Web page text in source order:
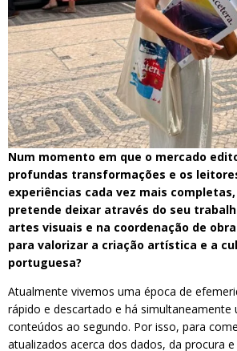
Num momento em que o mercado
profundas transformações e os
experiências cada vez mais
pretende deixar através do seu
artes visuais e na coordenação de
para valorizar a criação artística e a
portuguesa?
Atualmente vivemos uma época de
rápido e descartado e há simultaneamente
conteúdos ao segundo. Por isso, para
atualizados acerca dos dados, da procura